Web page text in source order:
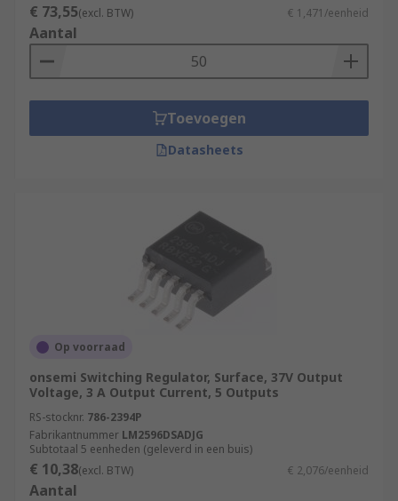
€ 73,55(excl. BTW) € 1,471/eenheid
Aantal
Toevoegen
Datasheets
Op voorraad
onsemi Switching Regulator, Surface, 37V Output
Voltage, 3 A Output Current, 5 Outputs
RS-stocknr. 786-2394P
Fabrikantnummer LM2596DSADJG
Subtotaal 5 eenheden (geleverd in een buis)
€ 10,38(excl. BTW) € 2,076/eenheid
Aantal